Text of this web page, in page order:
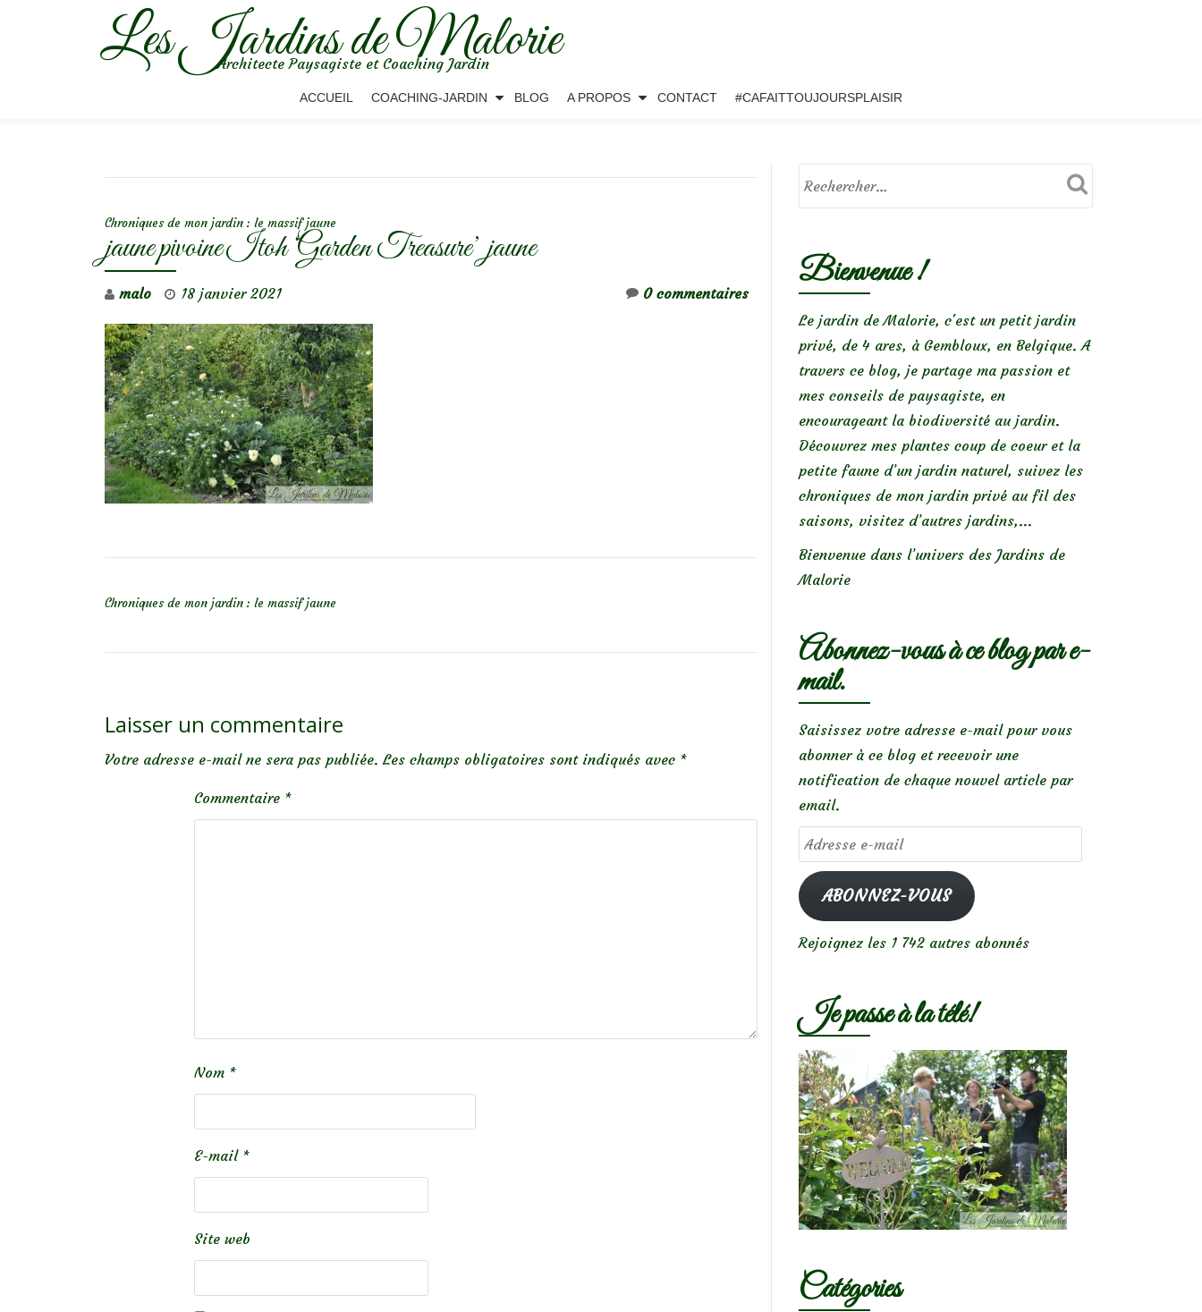
Les Jardins de Malorie
Architecte Paysagiste et Coaching Jardin
ACCUEIL COACHING-JARDIN BLOG A PROPOS CONTACT #CAFAITTOUJOURSPLAISIR
Chroniques de mon jardin : le massif jaune
jaune pivoine Itoh ‘Garden Treasure’ jaune
malo 18 janvier 2021 0 commentaires
Chroniques de mon jardin : le massif jaune
Laisser un commentaire
Votre adresse e-mail ne sera pas publiée. Les champs obligatoires sont indiqués avec *
Commentaire *
Nom *
E-mail *
Site web
Bienvenue !
Le jardin de Malorie, c'est un petit jardin
privé, de 4 ares, à Gembloux, en Belgique. A
travers ce blog, je partage ma passion et
mes conseils de paysagiste, en
encourageant la biodiversité au jardin.
Découvrez mes plantes coup de coeur et la
petite faune d’un jardin naturel, suivez les
chroniques de mon jardin privé au fil des
saisons, visitez d’autres jardins,...
Bienvenue dans l’univers des Jardins de
Malorie
Abonnez-vous à ce blog par e-
mail.
Saisissez votre adresse e-mail pour vous
abonner à ce blog et recevoir une
notification de chaque nouvel article par
email.
Adresse
e-
mailABONNEZ-VOUS
Rejoignez les 1 742 autres abonnés
Je passe à la télé!
Catégories